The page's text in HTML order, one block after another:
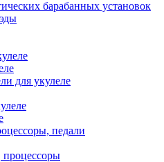
барабанных установок
для укулеле
педали
процессоры